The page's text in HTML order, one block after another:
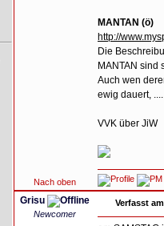
MANTAN (ö)
http://
Die
MANTAN sind
Auch wen
ewig dauert,
VVK über JiW
Nach oben
Grisu
Newcomer
Verfasst